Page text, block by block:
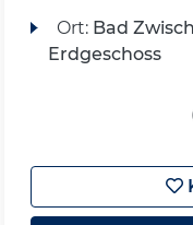
Ort: Bad
Erdgeschoss